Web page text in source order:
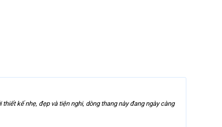
kế nhẹ, đẹp và tiện nghi, dòng thang này đang ngày càng